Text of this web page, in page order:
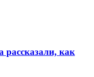
рассказали, как